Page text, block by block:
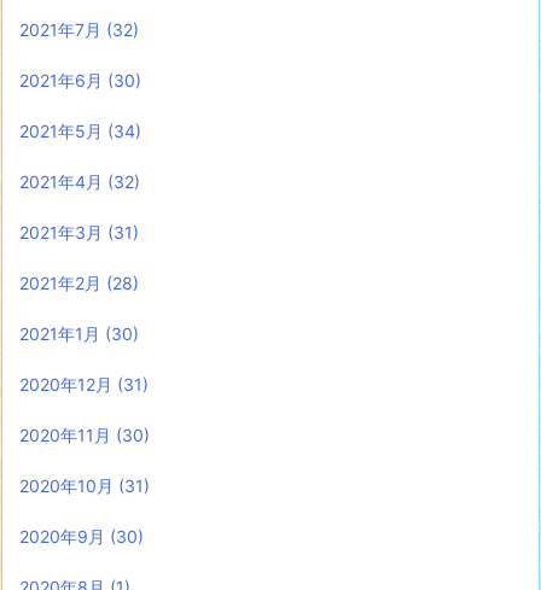
2021年7月 (32)
2021年6月 (30)
2021年5月 (34)
2021年4月 (32)
2021年3月 (31)
2021年2月 (28)
2021年1月 (30)
2020年12月 (31)
2020年11月 (30)
2020年10月 (31)
2020年9月 (30)